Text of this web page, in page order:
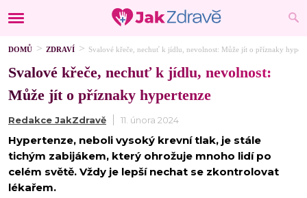
DOMŮ ZDRAVÍ Svalové křeče, nechuť k jídlu, nevolnost: Může jít o příznaky
Svalové křeče, nechuť k jídlu, nevolnost:
Může jít o příznaky hypertenze
Redakce JakZdravě 11. února 2024
Hypertenze, neboli vysoký krevní tlak, je stále
tichým zabijákem, který ohrožuje mnoho lidí po
celém světě. Vždy je lepší nechat se zkontrolovat
lékařem.